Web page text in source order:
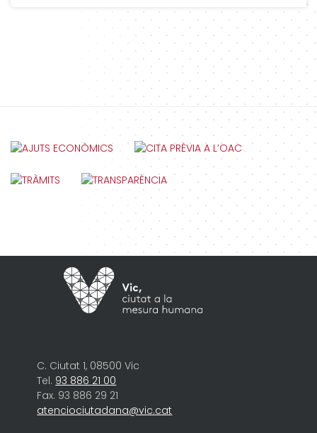
C. Ciutat 1, 08500 Vic
Tel. 93 886 21 00
Fax. 93 886 29 21
atenciociutadana@vic.cat